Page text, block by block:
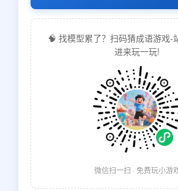
🧠 找模型累了？扫码猜成语游戏-
进来玩一玩!
微信扫一扫 · 免费玩小游